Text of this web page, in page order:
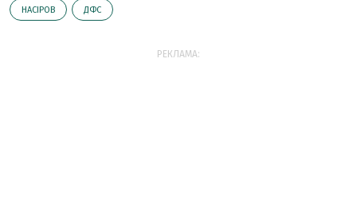
НАСІРОВ ДФС
РЕКЛАМА: